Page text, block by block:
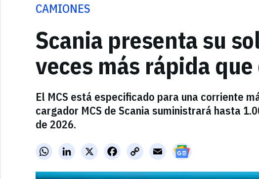
CAMIONES
Scania presenta su
veces más rápida que
El MCS está especificado para una corriente
cargador MCS de Scania suministrará hasta
de 2026.
WhatsAppLinkedInX FacebookCopy
Link
Email